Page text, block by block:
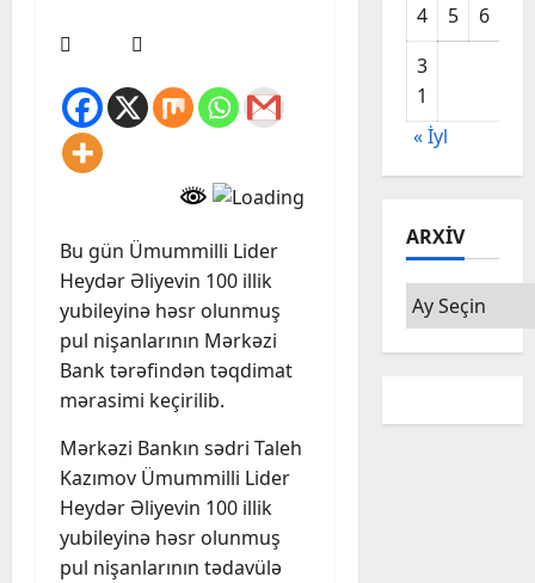
Bu gün Ümummilli Lider
Heydər Əliyevin 100 illik
yubileyinə həsr olunmuş
pul nişanlarının Mərkəzi
Bank tərəfindən təqdimat
mərasimi keçirilib.
Mərkəzi Bankın sədri Taleh
Kazımov Ümummilli Lider
Heydər Əliyevin 100 illik
yubileyinə həsr olunmuş
pul nişanlarının tədavülə
4
5
6
3
1
« İyl
ARXIV
Arxiv